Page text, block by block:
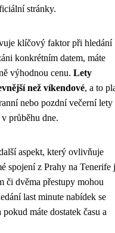
stránky.
klíčový faktor při hledání
konkrétním datem, máte
výhodnou cenu. Lety
než víkendové, a to
nebo pozdní večerní lety
průběhu dne.
aspekt, který ovlivňuje
spojení z Prahy na Tenerife
či dvěma přestupy mohou
last minute nabídek se
máte dostatek času a